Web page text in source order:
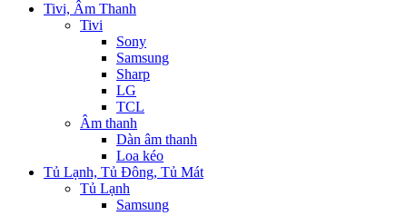
Tivi, Âm Thanh
Tivi
Sony
Samsung
Sharp
LG
TCL
Âm thanh
Dàn âm thanh
Loa kéo
Tủ Lạnh, Tủ Đông, Tủ Mát
Tủ Lạnh
Samsung